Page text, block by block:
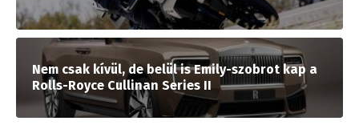
Nem csak kívül, de belül is Emily-szobrot kap a
Rolls-Royce Cullinan Series II